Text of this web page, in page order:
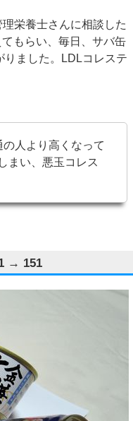
栄養士さんに相談した
もらい、毎日、サバ缶
りました。LDLコレステ
人より高くなって
まい、悪玉コレス
→ 151